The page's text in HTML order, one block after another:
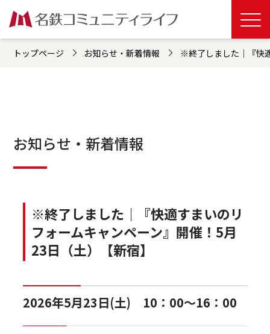
トップページ お知らせ・新着情報 ※終了しました｜『快
お知らせ・新着情報
※終了しました｜『快適すまいのリ
フォームキャンペーン』開催！5月
23日（土）【新宿】
2026年5月23日(土) 10：00～16：00